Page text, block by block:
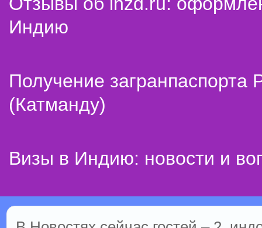
Индию
Получение
(Катманду)
Визы в Индию: новости и